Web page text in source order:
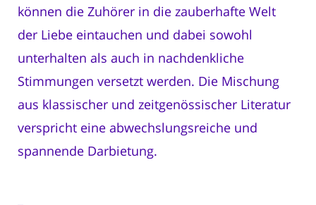
können die Zuhörer in die zauberhafte Welt
der Liebe eintauchen und dabei sowohl
unterhalten als auch in nachdenkliche
Stimmungen versetzt werden. Die Mischung
aus klassischer und zeitgenössischer Literatur
verspricht eine abwechslungsreiche und
spannende Darbietung.